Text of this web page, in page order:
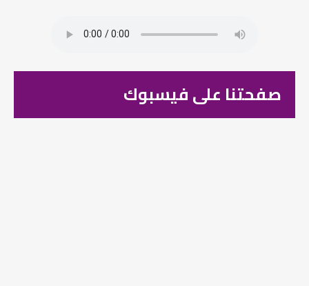
صفحتنا على فيسبوك